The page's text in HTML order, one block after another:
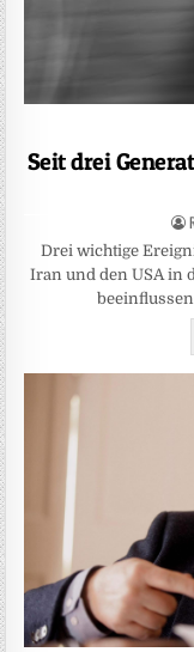
Seit drei
Drei wichtige
Iran und den USA in